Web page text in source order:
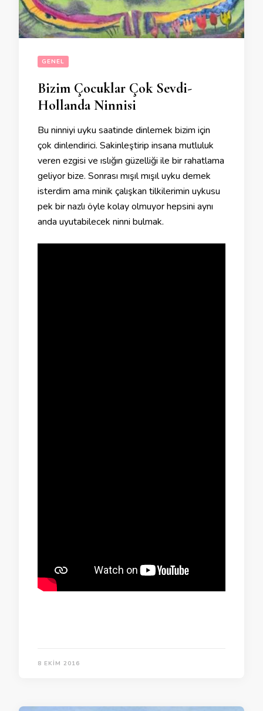
GENEL
Bizim Çocuklar Çok Sevdi-
Hollanda Ninnisi
Bu ninniyi uyku saatinde dinlemek bizim için
çok dinlendirici. Sakinleştirip insana mutluluk
veren ezgisi ve ıslığın güzelliği ile bir rahatlama
geliyor bize. Sonrası mışıl mışıl uyku demek
isterdim ama minik çalışkan tilkilerimin uykusu
pek bir nazlı öyle kolay olmuyor hepsini aynı
anda uyutabilecek ninni bulmak.
8 EKIM 2016